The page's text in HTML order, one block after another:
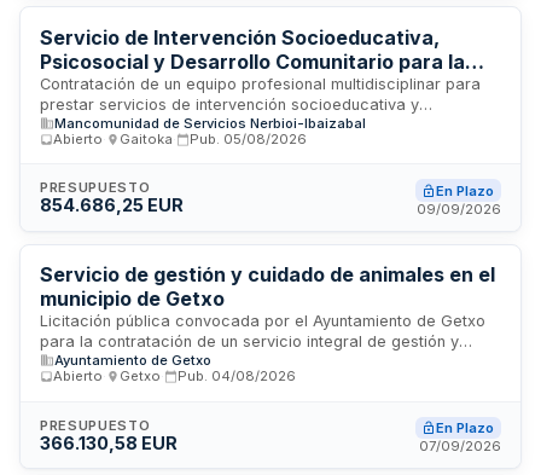
para la ejecución integral del programa bajo supervisión
municipal.
Servicio de Intervención Socioeducativa,
Psicosocial y Desarrollo Comunitario para la
Mancomunidad de Servicios Nerbioi-Ibaizabal
Contratación de un equipo profesional multidisciplinar para
prestar servicios de intervención socioeducativa y
psicosocial en los municipios de Arakaldo, Arrankudiaga-
Zollo, Ugao-Miraballes y Zeberio. El servicio incluye
atención psicosocial, apoyo a personas cuidadoras,
prevención de adicciones y promoción de la salud. Se dirige
la prevención de desigualdades e intervención en
situaciones de riesgo de desprotección, exclusión social y
dependencia, bajo la supervisión del Área de Servicios
Sociales.
Mancomunidad de Servicios Nerbioi-Ibaizabal
Abierto
Gaitoka Pub. 05/08/2026
PRESUPUESTO
854.686,25 EUR
En Plazo
09/09/2026
Servicio de gestión y cuidado de animales en el
municipio de Getxo
Licitación pública convocada por el Ayuntamiento de Getxo
para la contratación de un servicio integral de gestión y
cuidado de animales en el municipio. El servicio comprende
actividades relacionadas con el bienestar animal, manejo,
domésticos y de utilidad en la localidad. Esta contratación
permite al municipio garantizar el cumplimiento de
Ayuntamiento de Getxo
Abierto
Getxo Pub. 04/08/2026
PRESUPUESTO
366.130,58 EUR
En Plazo
07/09/2026